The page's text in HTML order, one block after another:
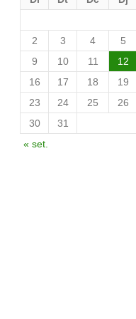
2
3 4 5
9
10 11 12
16
17 18 19
23
24 25 26
30
31
« set.